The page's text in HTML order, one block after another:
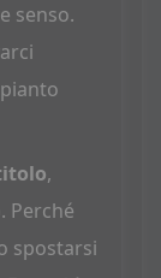
senso.
,
Perché
spostarsi